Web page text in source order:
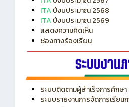
ITA ปีงบประมาณ 2567
ITA ปีงบประมาณ 2568
ITAปีงบประมาณ 2569
แสดงความคิดเห็น
ช่องทางร้องเรียน
ระบบติดตามผู้สำเร็จการศึกษา